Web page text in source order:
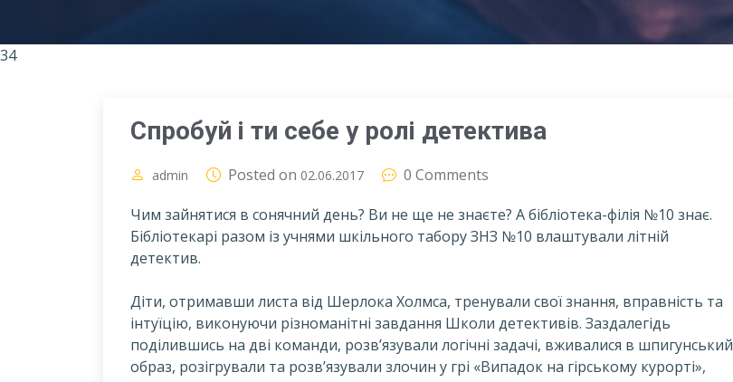
34
Спробуй і ти себе у ролі детектива
admin Posted on 02.06.2017
0 Comments
Чим зайнятися в сонячний день? Ви не ще не знаєте? А бібліотека-філія №10 знає.
Бібліотекарі разом із учнями шкільного табору ЗНЗ №10 влаштували літній
детектив.
Діти, отримавши листа від Шерлока Холмса, тренували свої знання, вправність та
інтуїцію, виконуючи різноманітні завдання Школи детективів. Заздалегідь
поділившись на дві команди, розв’язували логічні задачі, вживалися в шпигунський
образ, розігрували та розв’язували злочин у грі «Випадок на гірському курорті»,